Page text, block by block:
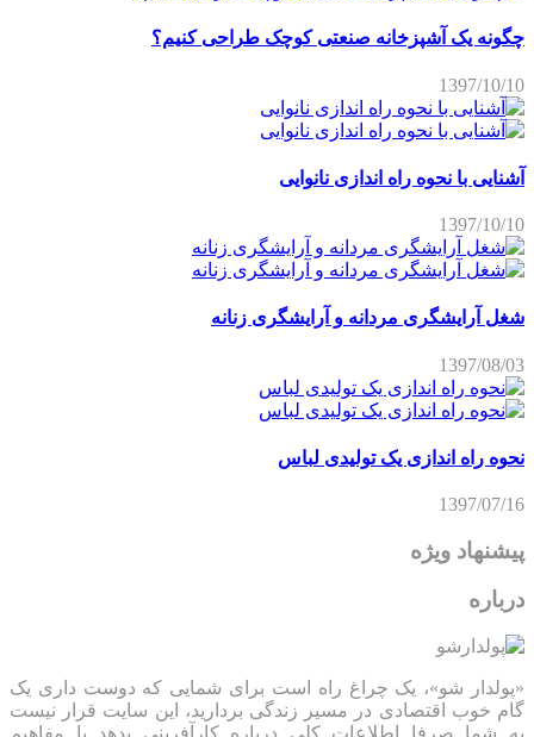
چگونه یک آشپزخانه صنعتی کوچک طراحی کنیم؟
1397/10/10
آشنایی با نحوه راه اندازی نانوایی
1397/10/10
شغل آرایشگری مردانه و آرایشگری زنانه
1397/08/03
نحوه راه اندازی یک تولیدی لباس
1397/07/16
پیشنهاد ویژه
درباره
«پولدار شو»، یک چراغ راه است برای شمایی که دوست داری یک
گام خوب اقتصادی در مسیر زندگی بردارید، این سایت قرار نیست